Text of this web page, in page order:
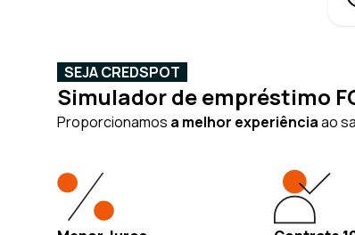
SEJA CREDSPOT
Simulador de empréstimo
Proporcionamos a melhor experiênciaao